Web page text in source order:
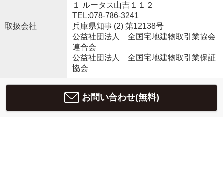
取扱会社
１ ルータス山吉１１２
TEL:078-786-3241
兵庫県知事 (2) 第12138号
公益社団法人 全国宅地建物取引業協会
連合会
公益社団法人 全国宅地建物取引業保証
協会
お問い合わせ(無料)